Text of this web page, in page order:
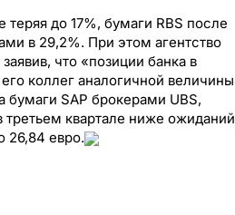
до 17%, бумаги RBS после
в 29,2%. При этом агентство
что «позиции банка в
коллег аналогичной величины
SAP брокерами UBS,
квартале ниже ожиданий
26,84 евро.